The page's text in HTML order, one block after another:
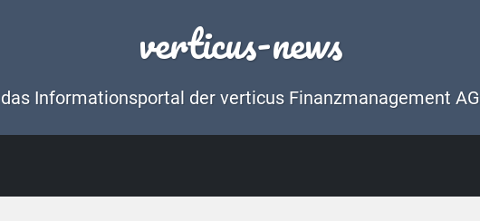
verticus-news
das Informationsportal der verticus Finanzmanagement AG